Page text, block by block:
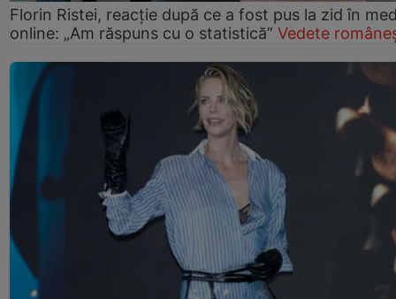
Florin Ristei, reacție după ce a fost pus la zid în
online: „Am răspuns cu o statistică” Vedete